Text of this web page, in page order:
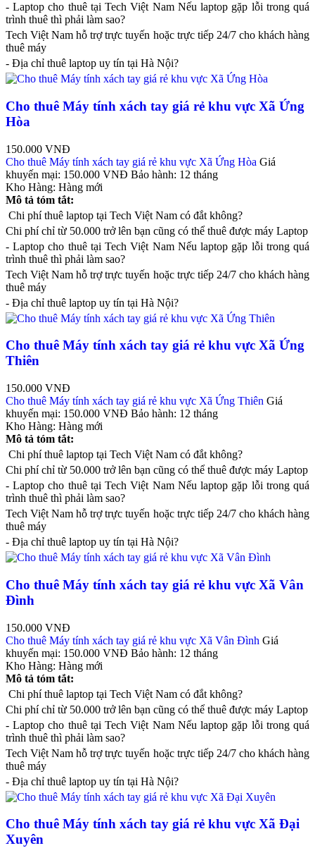
- Laptop cho thuê tại Tech Việt Nam Nếu laptop gặp lỗi trong quá
trình thuê thì phải làm sao?
Tech Việt Nam hỗ trợ trực tuyến hoặc trực tiếp 24/7 cho khách hàng
thuê máy
- Địa chỉ thuê laptop uy tín tại Hà Nội?
Cho thuê Máy tính xách tay giá rẻ khu vực Xã Ứng
Hòa
150.000 VNĐ
Cho thuê Máy tính xách tay giá rẻ khu vực Xã Ứng Hòa Giá
khuyến mại: 150.000 VNĐ Bảo hành: 12 tháng
Kho Hàng: Hàng mới
Mô tả tóm tắt:
Chi phí thuê laptop tại Tech Việt Nam có đắt không?
Chi phí chỉ từ 50.000 trở lên bạn cũng có thể thuê được máy Laptop
- Laptop cho thuê tại Tech Việt Nam Nếu laptop gặp lỗi trong quá
trình thuê thì phải làm sao?
Tech Việt Nam hỗ trợ trực tuyến hoặc trực tiếp 24/7 cho khách hàng
thuê máy
- Địa chỉ thuê laptop uy tín tại Hà Nội?
Cho thuê Máy tính xách tay giá rẻ khu vực Xã Ứng
Thiên
150.000 VNĐ
Cho thuê Máy tính xách tay giá rẻ khu vực Xã Ứng Thiên Giá
khuyến mại: 150.000 VNĐ Bảo hành: 12 tháng
Kho Hàng: Hàng mới
Mô tả tóm tắt:
Chi phí thuê laptop tại Tech Việt Nam có đắt không?
Chi phí chỉ từ 50.000 trở lên bạn cũng có thể thuê được máy Laptop
- Laptop cho thuê tại Tech Việt Nam Nếu laptop gặp lỗi trong quá
trình thuê thì phải làm sao?
Tech Việt Nam hỗ trợ trực tuyến hoặc trực tiếp 24/7 cho khách hàng
thuê máy
- Địa chỉ thuê laptop uy tín tại Hà Nội?
Cho thuê Máy tính xách tay giá rẻ khu vực Xã Vân
Đình
150.000 VNĐ
Cho thuê Máy tính xách tay giá rẻ khu vực Xã Vân Đình Giá
khuyến mại: 150.000 VNĐ Bảo hành: 12 tháng
Kho Hàng: Hàng mới
Mô tả tóm tắt:
Chi phí thuê laptop tại Tech Việt Nam có đắt không?
Chi phí chỉ từ 50.000 trở lên bạn cũng có thể thuê được máy Laptop
- Laptop cho thuê tại Tech Việt Nam Nếu laptop gặp lỗi trong quá
trình thuê thì phải làm sao?
Tech Việt Nam hỗ trợ trực tuyến hoặc trực tiếp 24/7 cho khách hàng
thuê máy
- Địa chỉ thuê laptop uy tín tại Hà Nội?
Cho thuê Máy tính xách tay giá rẻ khu vực Xã Đại
Xuyên